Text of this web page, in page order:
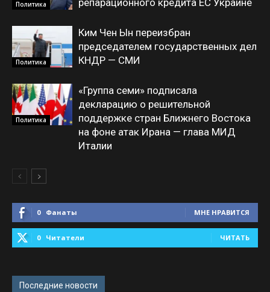
Политика
репарационного кредита ЕС Украине
Политика
Ким Чен Ын переизбран
председателем государственных дел
КНДР — СМИ
Политика
«Группа семи» подписала
декларацию о решительной
поддержке стран Ближнего Востока
на фоне атак Ирана — глава МИД
Италии
0 Фанаты МНЕ НРАВИТСЯ
0 Читатели ЧИТАТЬ
Последние новости